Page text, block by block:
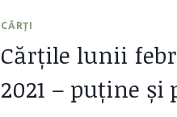
CĂRŢI
Cărțile lunii
2021 – puține și